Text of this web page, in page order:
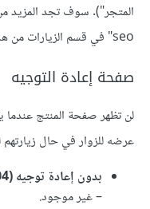
المتجر"). سوف تجد المزيد
seo" في قسم الزيارات من هذا الدليل.
صفحة إعادة التوجيه
لن تظهر صفحة المنتج عندما
عرضه للزوار في حال زيارتهم
بدون إعادة توجيه (404)
– غير موجود.